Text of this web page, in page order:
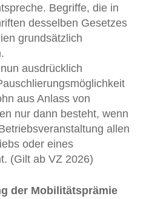
Begriffe, die in
desselben Gesetzes
grundsätzlich
ausdrücklich
aus Anlass von
nur dann besteht, wenn
allen
oder eines
(Gilt ab VZ 2026)
der Mobilitätsprämie